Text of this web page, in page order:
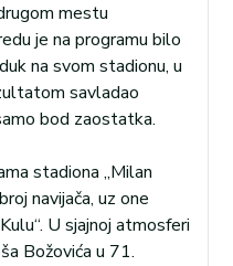
mestu
je na programu bilo
na svom stadionu, u
savladao
bod zaostatka.
stadiona „Milan
navijača, uz one
U sjajnoj atmosferi
Božovića u 71.